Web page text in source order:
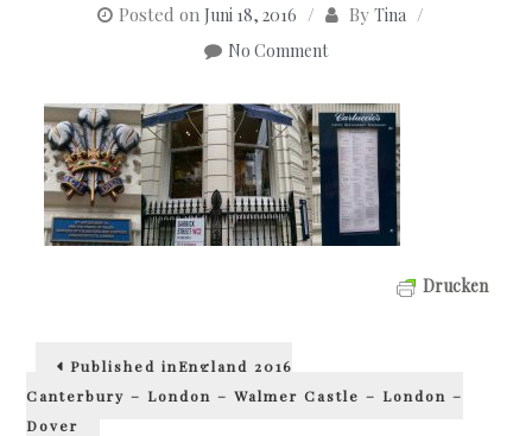
Posted on Juni 18, 2016 By Tina
No Comment
Drucken
Beitragsnavigation
Published inEngland 2016
Canterbury – London – Walmer Castle – London –
Dover